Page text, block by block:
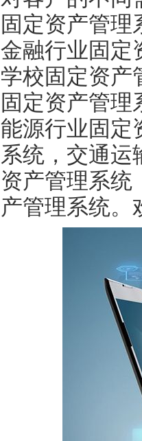
固定资产管
金融行业固定
学校固定资产
固定资产管
能源行业固定
系统，交通运
资产管理系统
产管理系统。